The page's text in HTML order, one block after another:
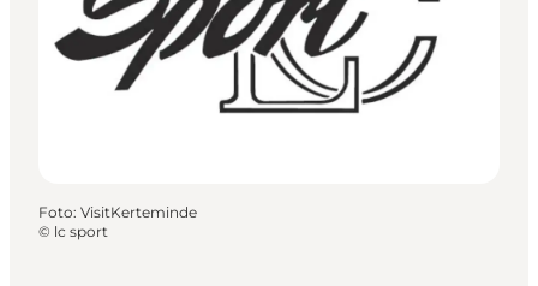
Unterkünfte
Reiseplanung
Foto: VisitKerteminde
© lc sport